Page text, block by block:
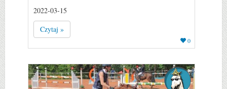
2022-03-15
Czytaj »
0